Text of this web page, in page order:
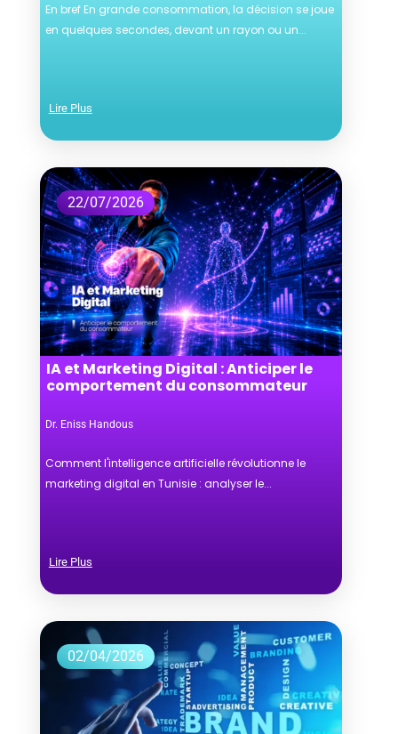
En bref En grande consommation, la décision se joue
en quelques secondes, devant un rayon ou un...
Lire Plus
IA et Marketing Digital : Anticiper le
comportement du consommateur
Dr. Eniss Handous
22/07/2026
Comment l'intelligence artificielle révolutionne le
marketing digital en Tunisie : analyser le...
Lire Plus
02/04/2026